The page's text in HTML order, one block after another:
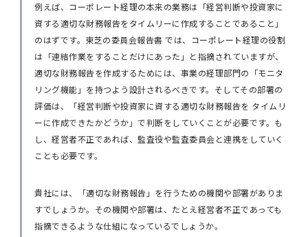
例えば、コーポレート経理の本来の業務は「経営判断や投資家に
資する適切な財務報告をタイムリーに作成することであること」
のはずです。東芝の委員会報告書 では、コーポレート経理の役割
は「連結作業をすることだけにあった」と指摘されていますが、
適切な財務報告を作成するためには、事業の経理部門の「モニタ
リング機能」を持つよう設計されるべきです。そしてその部署の
評価は、「経営判断や投資家に資する適切な財務報告を タイムリ
ーに作成できたかどうか」で判断をしていくことが必要です。も
し、経営者不正であれば、監査役や監査委員会と連携をしていく
ことも必要です。
貴社には、「適切な財務報告」を行うための機関や部署がありま
すでしょうか。その機関や部署は、たとえ経営者不正であっても
指摘できるような仕組になっているでしょうか。